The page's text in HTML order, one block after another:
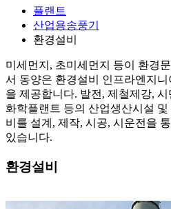
플랜트
산업용송풍기
환경설비
미세먼지, 초미세먼지 등이 환경
서 동양은 환경설비 인프라엔지
을 제공합니다. 발전, 제철제강, 시
화학플랜트 등의 산업생산시설
비를 설계, 제작, 시공, 시운전을
있습니다.
환경설비